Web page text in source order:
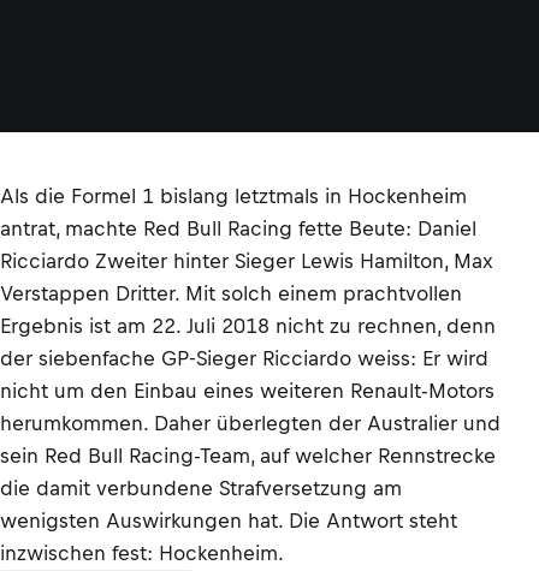
Als die Formel 1 bislang letztmals in Hockenheim
antrat, machte Red Bull Racing fette Beute: Daniel
Ricciardo Zweiter hinter Sieger Lewis Hamilton, Max
Verstappen Dritter. Mit solch einem prachtvollen
Ergebnis ist am 22. Juli 2018 nicht zu rechnen, denn
der siebenfache GP-Sieger Ricciardo weiss: Er wird
nicht um den Einbau eines weiteren Renault-Motors
herumkommen. Daher überlegten der Australier und
sein Red Bull Racing-Team, auf welcher Rennstrecke
die damit verbundene Strafversetzung am
wenigsten Auswirkungen hat. Die Antwort steht
inzwischen fest: Hockenheim.